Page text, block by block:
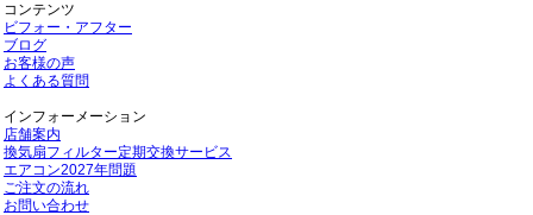
コンテンツ
ビフォー・アフター
ブログ
お客様の声
よくある質問
インフォーメーション
店舗案内
換気扇フィルター定期交換サービス
エアコン2027年問題
ご注文の流れ
お問い合わせ